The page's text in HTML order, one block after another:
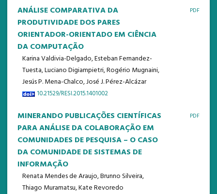
ANÁLISE COMPARATIVA DA
PRODUTIVIDADE DOS PARES
ORIENTADOR-ORIENTADO EM CIÊNCIA
DA COMPUTAÇÃO
Karina Valdivia-Delgado, Esteban Fernandez-
Tuesta, Luciano Digiampietri, Rogério Mugnaini,
Jesús P. Mena-Chalco, José J. Pérez-Alcázar
10.21529/RESI.2015.1401002
PDF
MINERANDO PUBLICAÇÕES CIENTÍFICAS
PARA ANÁLISE DA COLABORAÇÃO EM
COMUNIDADES DE PESQUISA – O CASO
DA COMUNIDADE DE SISTEMAS DE
INFORMAÇÃO
Renata Mendes de Araujo, Brunno Silveira,
Thiago Muramatsu, Kate Revoredo
PDF